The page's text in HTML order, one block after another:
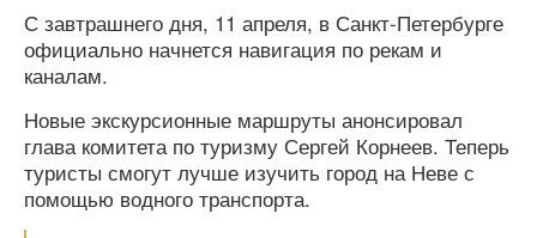
С завтрашнего дня, 11 апреля, в Санкт-Петербурге
официально начнется навигация по рекам и
каналам.
Новые экскурсионные маршруты анонсировал
глава комитета по туризму Сергей Корнеев. Теперь
туристы смогут лучше изучить город на Неве с
помощью водного транспорта.